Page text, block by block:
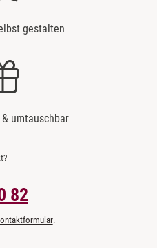
gestalten
umtauschbar
82
.